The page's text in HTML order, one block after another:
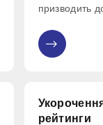
призводить
доступний
клітин, що
рейтинги